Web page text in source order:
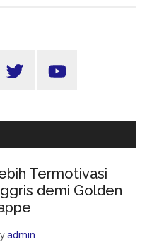
Ramadhan
Termotivasi
demi Golden
admin